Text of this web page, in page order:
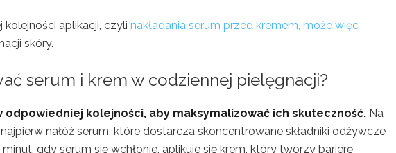
kolejności aplikacji, czyli nakładania serum przed kremem, może więc
skóry.
serum i krem w codziennej pielęgnacji?
odpowiedniej kolejności, aby maksymalizować ich skuteczność. Na
nałóż serum, które dostarcza skoncentrowane składniki odżywcze
gdy serum się wchłonie, aplikuje się krem, który tworzy barierę